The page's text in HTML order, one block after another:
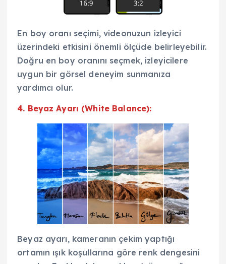
En boy oranı seçimi, videonuzun izleyici
üzerindeki etkisini önemli ölçüde belirleyebilir.
Doğru en boy oranını seçmek, izleyicilere
uygun bir görsel deneyim sunmanıza
yardımcı olur.
4. Beyaz Ayarı (White Balance):
Beyaz ayarı, kameranın çekim yaptığı
ortamın ışık koşullarına göre renk dengesini